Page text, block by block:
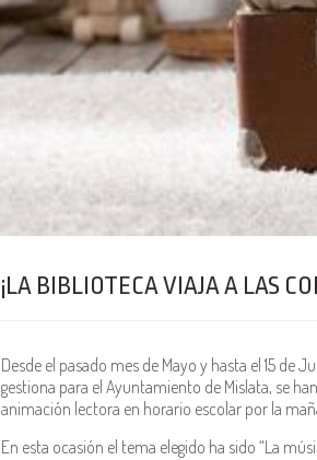
¡LA BIBLIOTECA VIAJA A LAS
Desde el pasado mes de Mayo y hasta el 15
gestiona para el Ayuntamiento de Mislata, se
animación lectora en horario escolar por la
En esta ocasión el tema elegido ha sido “La